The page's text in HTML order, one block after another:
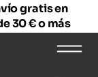
gratis en
30 € o más